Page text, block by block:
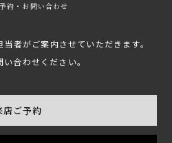
約・お問い合わせ
者がご案内させていただきます。
合わせください。
店ご予約